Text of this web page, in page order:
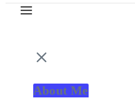
About Me